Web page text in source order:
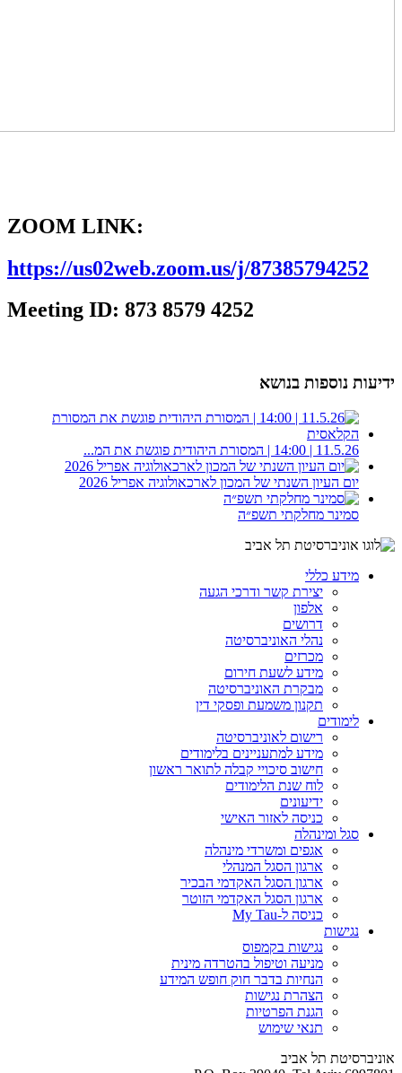
ZOOM LINK:
https://us02web.zoom.us/j/87385794252
Meeting ID: 873 8579 4252
ידיעות נוספות בנושא
11.5.26 | 14:00 | המסורת היהודית פוגשת את המ...
יום העיון השנתי של המכון לארכאולוגיה אפריל 2026
סמינר מחלקתי תשפ״ה
מידע כללי
יצירת קשר ודרכי הגעה
אלפון
דרושים
נהלי האוניברסיטה
מכרזים
מידע לשעת חירום
מבקרת האוניברסיטה
תקנון משמעת ופסקי דין
לימודים
רישום לאוניברסיטה
מידע למתעניינים בלימודים
חישוב סיכויי קבלה לתואר ראשון
לוח שנת הלימודים
ידיעונים
כניסה לאזור האישי
סגל ומינהלה
אגפים ומשרדי מינהלה
ארגון הסגל המנהלי
ארגון הסגל האקדמי הבכיר
ארגון הסגל האקדמי הזוטר
כניסה ל-My Tau
נגישות
נגישות בקמפוס
מניעה וטיפול בהטרדה מינית
הנחיות בדבר חוק חופש המידע
הצהרת נגישות
הגנת הפרטיות
תנאי שימוש
אוניברסיטת תל אביב